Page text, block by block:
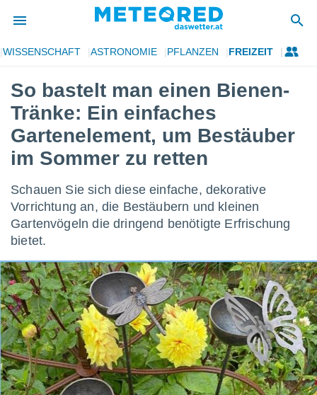
wurde
dass
sind.
diese
die
auf
basiert,
WISSENSCHAFT ASTRONOMIE PFLANZEN FREIZEIT
So bastelt man einen Bienen-
Tränke: Ein einfaches
Gartenelement, um Bestäuber
im Sommer zu retten
Schauen Sie sich diese einfache, dekorative
Vorrichtung an, die Bestäubern und kleinen
Gartenvögeln die dringend benötigte Erfrischung
bietet.